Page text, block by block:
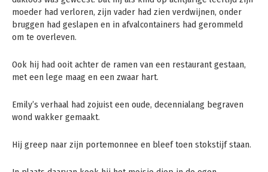
moeder had verloren, zijn vader had zien verdwijnen, onder
bruggen had geslapen en in afvalcontainers had gerommeld
om te overleven.
Ook hij had ooit achter de ramen van een restaurant gestaan,
met een lege maag en een zwaar hart.
Emily’s verhaal had zojuist een oude, decennialang begraven
wond wakker gemaakt.
Hij greep naar zijn portemonnee en bleef toen stokstijf staan.